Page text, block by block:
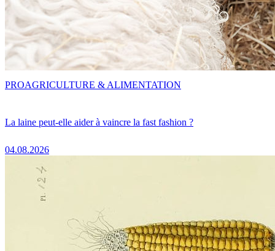
La laine peut-elle aider à vaincre la fast fashion ?
04.08.2026
PROAGRICULTURE & ALIMENTATION